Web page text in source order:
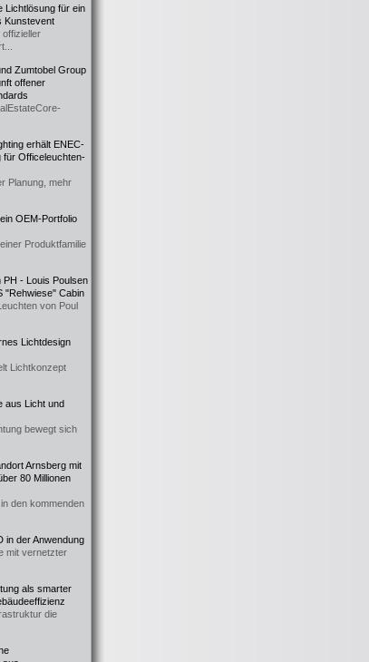
Lichtlösung für ein
Kunstevent
offizieller
Zumtobel Group
offener
erhält ENEC-
für Officeleuchten-
Planung, mehr
OEM-Portfolio
Produktfamilie
PH - Louis Poulsen
"Rehwiese" Cabin
von Poul
Lichtdesign
Lichtkonzept
aus Licht und
bewegt sich
Arnsberg mit
80 Millionen
den kommenden
in der Anwendung
mit vernetzter
als smarter
die